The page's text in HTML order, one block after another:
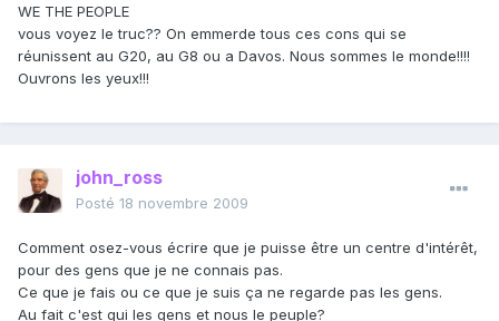
WE THE PEOPLE
vous voyez le truc?? On emmerde tous ces cons qui se
réunissent au G20, au G8 ou a Davos. Nous sommes le monde!!!!
Ouvrons les yeux!!!
john_ross
Posté 18 novembre 2009
Comment osez-vous écrire que je puisse être un centre d'intérêt,
pour des gens que je ne connais pas.
Ce que je fais ou ce que je suis ça ne regarde pas les gens.
Au fait c'est qui les gens et nous le peuple?